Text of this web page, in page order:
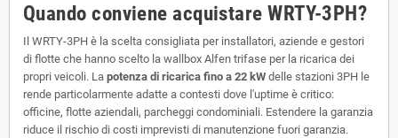
Quando conviene acquistare WRTY-3PH?
Il WRTY-3PH è la scelta consigliata per installatori, aziende e gestori
di flotte che hanno scelto la wallbox Alfen trifase per la ricarica dei
propri veicoli. La potenza di ricarica fino a 22 kW delle stazioni 3PH le
rende particolarmente adatte a contesti dove l'uptime è critico:
officine, flotte aziendali, parcheggi condominiali. Estendere la garanzia
riduce il rischio di costi imprevisti di manutenzione fuori garanzia.